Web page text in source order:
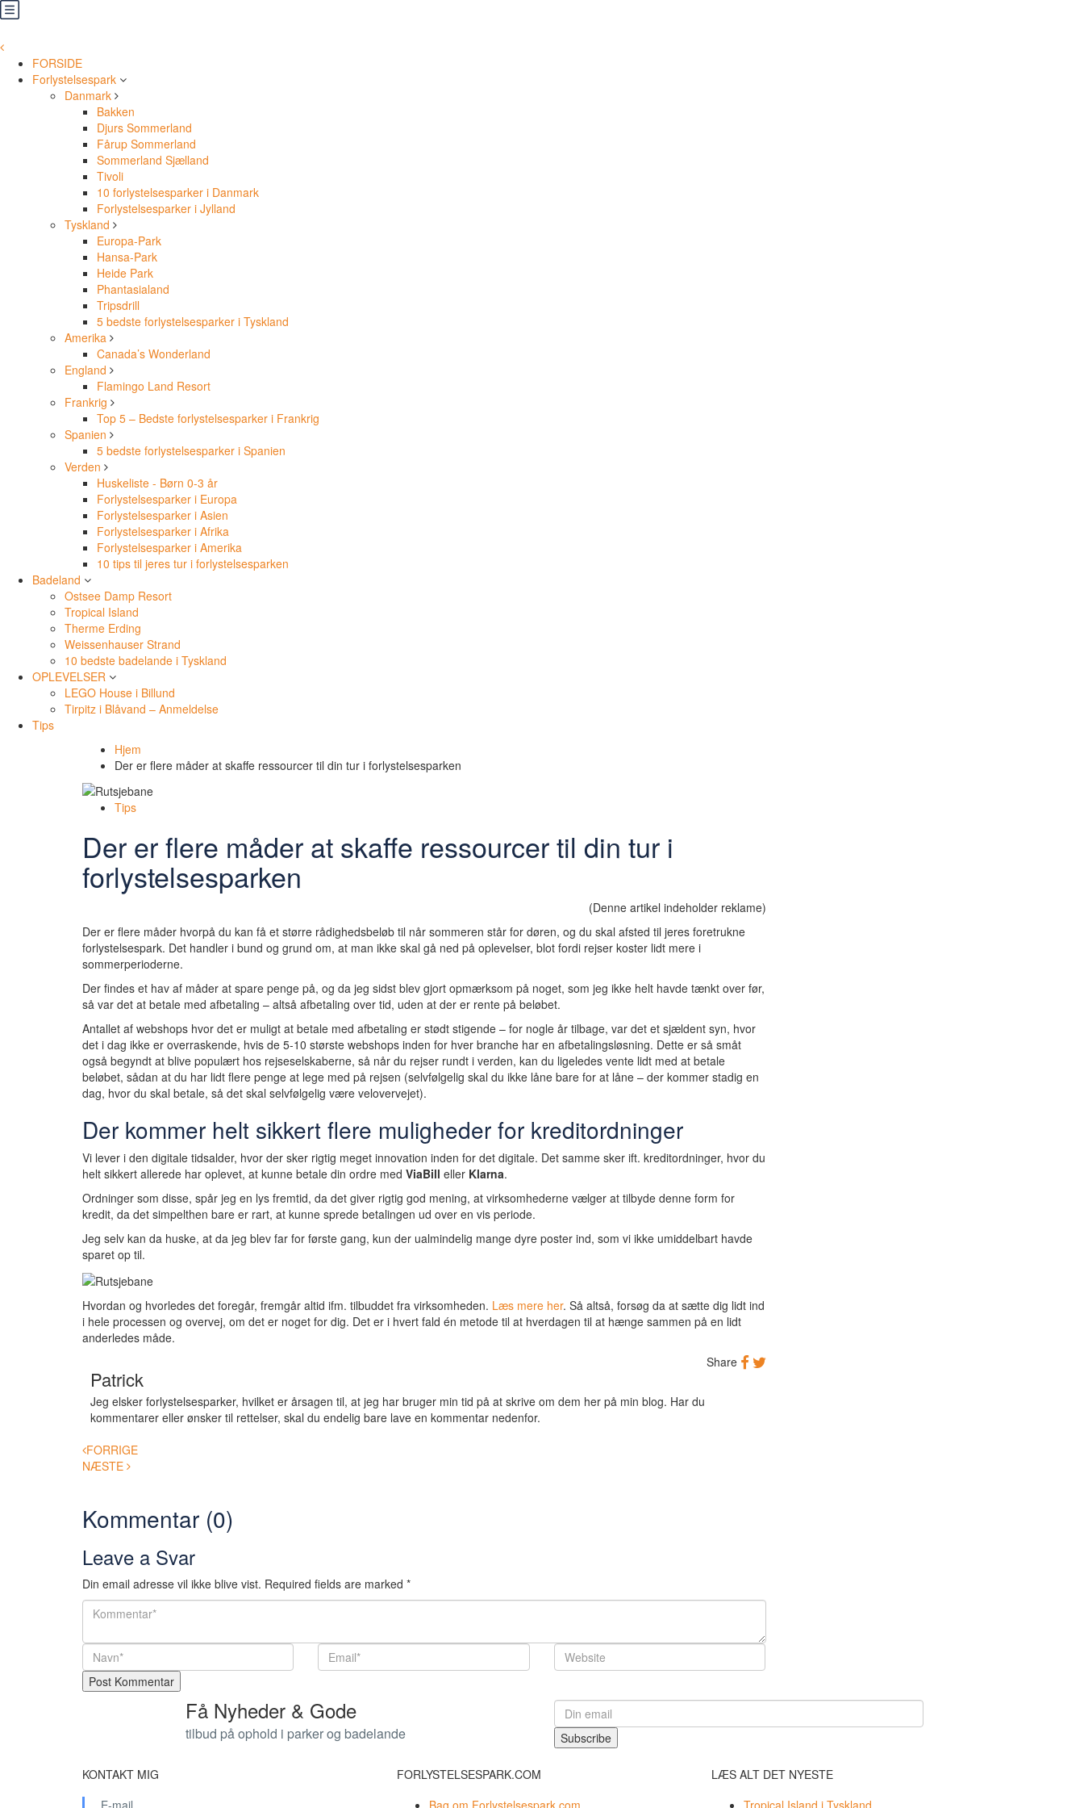
FORSIDE
Forlystelsespark
Danmark
Bakken
Djurs Sommerland
Fårup Sommerland
Sommerland Sjælland
Tivoli
10 forlystelsesparker i Danmark
Forlystelsesparker i Jylland
Tyskland
Europa-Park
Hansa-Park
Heide Park
Phantasialand
Tripsdrill
5 bedste forlystelsesparker i Tyskland
Amerika
Canada’s Wonderland
England
Flamingo Land Resort
Frankrig
Top 5 – Bedste forlystelsesparker i Frankrig
Spanien
5 bedste forlystelsesparker i Spanien
Verden
Huskeliste - Børn 0-3 år
Forlystelsesparker i Europa
Forlystelsesparker i Asien
Forlystelsesparker i Afrika
Forlystelsesparker i Amerika
10 tips til jeres tur i forlystelsesparken
Badeland
Ostsee Damp Resort
Tropical Island
Therme Erding
Weissenhauser Strand
10 bedste badelande i Tyskland
OPLEVELSER
LEGO House i Billund
Tirpitz i Blåvand – Anmeldelse
Tips
Hjem
Der er flere måder at skaffe ressourcer til din tur i forlystelsesparken
Tips
Der er flere måder at skaffe ressourcer til din tur i
forlystelsesparken
(Denne artikel indeholder reklame)
Der er flere måder hvorpå du kan få et større rådighedsbeløb til når sommeren står for døren, og du skal afsted til jeres foretrukne
forlystelsespark. Det handler i bund og grund om, at man ikke skal gå ned på oplevelser, blot fordi rejser koster lidt mere i
sommerperioderne.
Der findes et hav af måder at spare penge på, og da jeg sidst blev gjort opmærksom på noget, som jeg ikke helt havde tænkt over før,
så var det at betale med afbetaling – altså afbetaling over tid, uden at der er rente på beløbet.
Antallet af webshops hvor det er muligt at betale med afbetaling er stødt stigende – for nogle år tilbage, var det et sjældent syn, hvor
det i dag ikke er overraskende, hvis de 5-10 største webshops inden for hver branche har en afbetalingsløsning. Dette er så småt
også begyndt at blive populært hos rejseselskaberne, så når du rejser rundt i verden, kan du ligeledes vente lidt med at betale
beløbet, sådan at du har lidt flere penge at lege med på rejsen (selvfølgelig skal du ikke låne bare for at låne – der kommer stadig en
dag, hvor du skal betale, så det skal selvfølgelig være velovervejet).
Der kommer helt sikkert flere muligheder for kreditordninger
Vi lever i den digitale tidsalder, hvor der sker rigtig meget innovation inden for det digitale. Det samme sker ift. kreditordninger, hvor du
helt sikkert allerede har oplevet, at kunne betale din ordre med ViaBill eller Klarna.
Ordninger som disse, spår jeg en lys fremtid, da det giver rigtig god mening, at virksomhederne vælger at tilbyde denne form for
kredit, da det simpelthen bare er rart, at kunne sprede betalingen ud over en vis periode.
Jeg selv kan da huske, at da jeg blev far for første gang, kun der ualmindelig mange dyre poster ind, som vi ikke umiddelbart havde
sparet op til.
Hvordan og hvorledes det foregår, fremgår altid ifm. tilbuddet fra virksomheden. Læs mere her. Så altså, forsøg da at sætte dig lidt ind
i hele processen og overvej, om det er noget for dig. Det er i hvert fald én metode til at hverdagen til at hænge sammen på en lidt
anderledes måde.
Share
Patrick
Jeg elsker forlystelsesparker, hvilket er årsagen til, at jeg har bruger min tid på at skrive om dem her på min blog. Har du
kommentarer eller ønsker til rettelser, skal du endelig bare lave en kommentar nedenfor.
Post
navigation
FORRIGE
NÆSTE
Kommentar (0)
Leave a Svar
Din email adresse vil ikke blive vist. Required fields are marked *
Få Nyheder & Gode
tilbud på ophold i parker og badelande
KONTAKT MIG
E-mail
FORLYSTELSESPARK.COM
Bag om Forlystelsespark.com
LÆS ALT DET NYESTE
Tropical Island i Tyskland